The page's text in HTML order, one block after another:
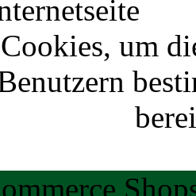
um